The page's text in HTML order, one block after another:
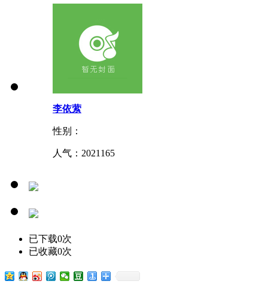
李依萦
性别：
人气： 2021165
已下载0次
已收藏0次